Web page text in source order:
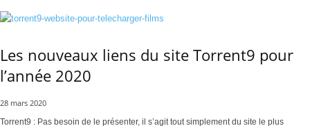
Les nouveaux liens du site Torrent9 pour
l’année 2020
28 mars 2020
Torrent9 : Pas besoin de le présenter, il s’agit tout simplement du site le plus